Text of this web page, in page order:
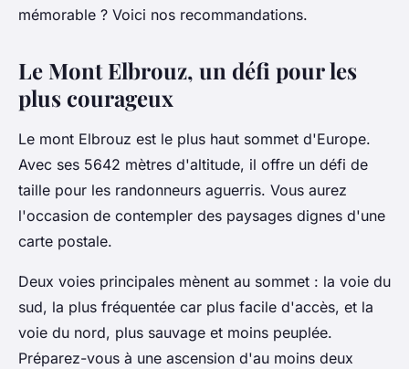
mémorable ? Voici nos recommandations.
Le Mont Elbrouz, un défi pour les
plus courageux
Le mont Elbrouz est le plus haut sommet d'Europe.
Avec ses 5642 mètres d'altitude, il offre un défi de
taille pour les randonneurs aguerris. Vous aurez
l'occasion de contempler des paysages dignes d'une
carte postale.
Deux voies principales mènent au sommet : la voie du
sud, la plus fréquentée car plus facile d'accès, et la
voie du nord, plus sauvage et moins peuplée.
Préparez-vous à une ascension d'au moins deux